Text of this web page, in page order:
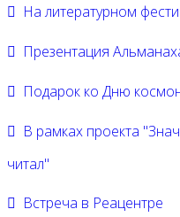
На литературном
Презентация
Подарок ко Дню
В рамках проекта
читал"
Встреча в Реацентре